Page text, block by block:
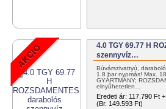
4.0 TGY 69.77 H
szennyvíz…
Búvárszivattyú,
1.8 bar nyomás! Max.
GYÁRTMÁNY;
elnyűhetetlen…
Eredeti ár: 117.790 Ft
(Br. 149.593 Ft)